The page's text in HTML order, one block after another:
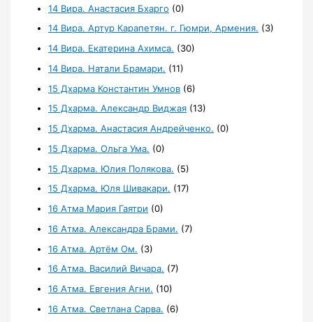
14 Вира. Анастасия Бхарго (0)
14 Вира. Артур Карапетян. г. Гюмри, Армения. (3)
14 Вира. Екатерина Ахимса. (30)
14 Вира. Натали Брамари. (11)
15 Дхарма Константин Умнов (6)
15 Дхарма. Александр Виджая (13)
15 Дхарма. Анастасия Андрейченко. (0)
15 Дхарма. Ольга Ума. (0)
15 Дхарма. Юлия Полякова. (5)
15 Дхарма. Юля Шивакари. (17)
16 Атма Мария Гаятри (0)
16 Атма. Александра Брами. (7)
16 Атма. Артём Ом. (3)
16 Атма. Василий Вичара. (7)
16 Атма. Евгения Агни. (10)
16 Атма. Светлана Сарва. (6)